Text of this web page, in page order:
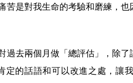
苦是對我生命的考驗和磨練，
過去兩個月做「總評估」，除
定的話語和可以改進之處，讓